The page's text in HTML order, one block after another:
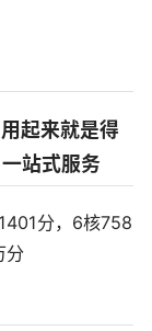
起来就是得
站式服务
分，6核758
分